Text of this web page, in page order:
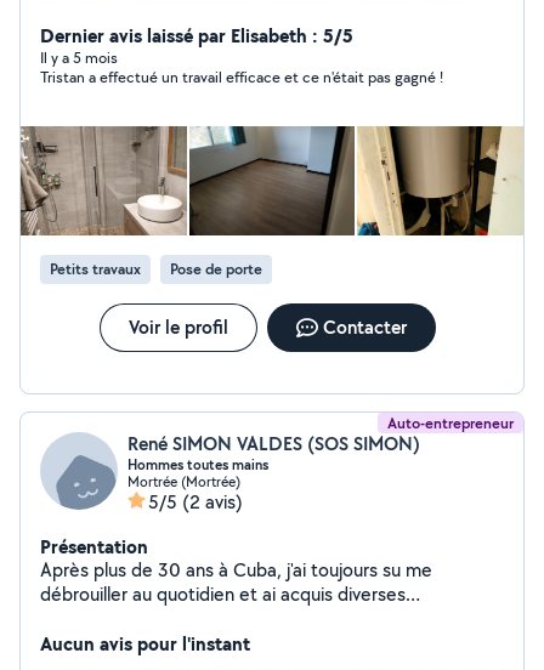
meubles - pose de meubles, étagères, barre à rideaux,
... - rebouchage de trous - Pose de sol & plinthes -
Réparation & entretien d'électroménager - peinture -
Plomberie - Jardinage -petite mécanique auto
(entretien courant) -.... N'hésitez pas à me contacter
pour tout renseignements.
Dernier avis laissé par Elisabeth : 5/5
Il y a 5 mois
Tristan a effectué un travail efficace et ce n'était pas gagné !
Petits travaux Pose de porte
Voir le profil Contacter
Auto-entrepreneur
René SIMON VALDES (SOS SIMON)
Hommes toutes mains
Mortrée (Mortrée)
5/5 (2 avis)
Présentation
Après plus de 30 ans à Cuba, j'ai toujours su me
débrouiller au quotidien et ai acquis diverses
près de 3 ans comme serrurier, et face à l'absence
Aucun avis pour l'instant